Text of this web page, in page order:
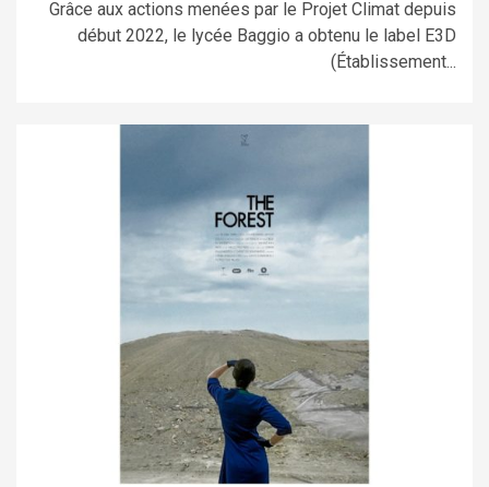
Grâce aux actions menées par le Projet Climat depuis
début 2022, le lycée Baggio a obtenu le label E3D
(Établissement...